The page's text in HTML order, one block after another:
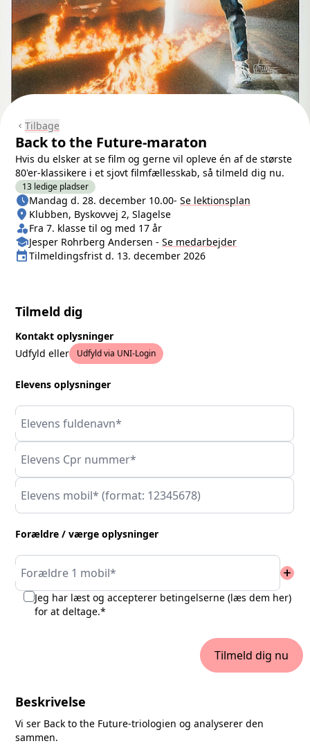
chevron_left Tilbage
Back to the Future-maraton
Hvis du elsker at se film og gerne vil opleve én af de største
80'er-klassikere i et sjovt filmfællesskab, så tilmeld dig nu.
13 ledige pladser
Næste lektion
scheduleMandag d. 28. december 10.00- Se lektionsplan
Sted/Adresse
location_on Klubben, Byskovvej 2, Slagelse
Klasse/Aldersbegrænsning
person_shieldFra 7. klasse til og med 17 år
Medarbejder
schoolJesper Rohrberg Andersen - Se medarbejder
Tilmeldingsfrist
eventTilmeldingsfrist d. 13. december 2026
Tilmeld dig
Kontakt oplysninger
Udfyld eller
Udfyld via UNI-Login
Elevens oplysninger
Elevens fuldenavn*
Elevens Cpr nummer*
Elevens mobil* (format: 12345678)
Forældre / værge oplysninger
Forældre 1 mobil* add
Jeg har læst og accepterer betingelserne (læs dem her)
for at deltage.*
Tilmeld dig nu
Beskrivelse
Vi ser Back to the Future-triologien og analyserer den
sammen.